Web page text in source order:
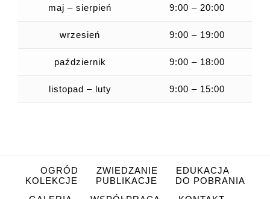
maj – sierpień 9:00 – 20:00
wrzesień 9:00 – 19:00
październik 9:00 – 18:00
listopad – luty 9:00 – 15:00
OGRÓD ZWIEDZANIE
EDUKACJA
KOLEKCJE
PUBLIKACJE
DO POBRANIA